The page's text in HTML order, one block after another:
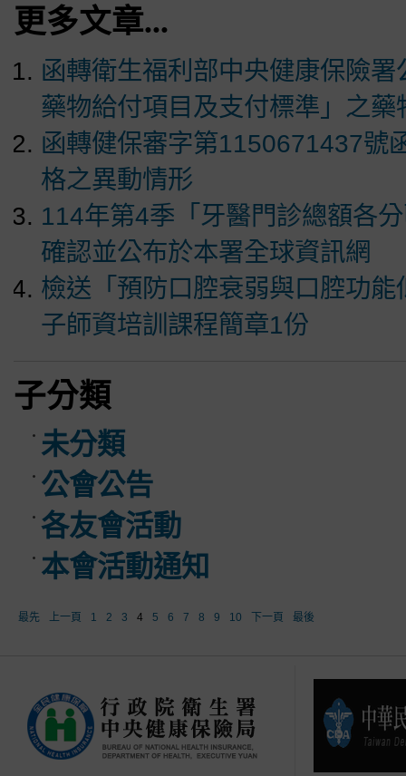
更多文章...
函轉衛生福利部中央健康保險
藥物給付項目及支付標準」之
函轉健保審字第1150671437號
格之異動情形
114年第4季「牙醫門診總額各
確認並公布於本署全球資訊網
檢送「預防口腔衰弱與口腔功
子師資培訓課程簡章1份
子分類
未分類
公會公告
各友會活動
本會活動通知
最先 上一頁 1 2 3 4 5 6 7 8 9 10 下一頁 最後